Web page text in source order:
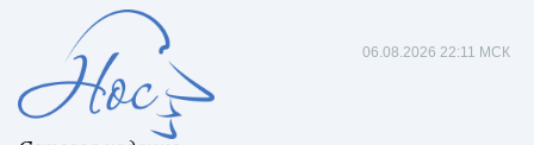
06.08.2026 22:11 МСК